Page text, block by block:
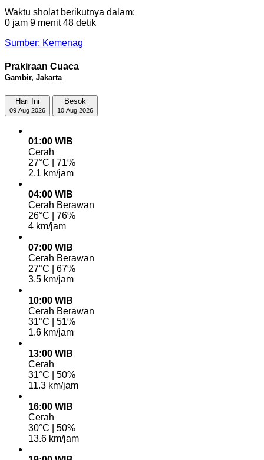
Waktu sholat berikutnya dalam:
0 jam 9 menit 47 detik
Sumber: Kemenag
Prakiraan Cuaca
Gambir, Jakarta
Hari Ini
09 Aug 2026
Besok
10 Aug 2026
01:00 WIB
Cerah
27°C | 71%
2.1 km/jam
04:00 WIB
Cerah Berawan
26°C | 76%
4 km/jam
07:00 WIB
Cerah Berawan
27°C | 67%
3.5 km/jam
10:00 WIB
Cerah Berawan
31°C | 51%
1.6 km/jam
13:00 WIB
Cerah
31°C | 50%
11.3 km/jam
16:00 WIB
Cerah
30°C | 50%
13.6 km/jam